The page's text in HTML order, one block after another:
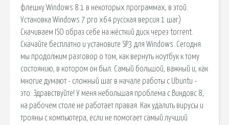
флешку Windows 8.1 в некоторых программах, в этой.
Установка Windows 7 pro x64 русская версия 1 шаг)
Скачиваем ISO образ себе на жёсткий диск через torrent.
Скачайте бесплатно и установите SP3 для Windows. Сегодня
мы продолжим разговор о том, как вернуть ноутбук к тому
состоянию, в котором он был. Самый большой, важный и, как
многие думают - сложный шаг в начале работы с Ubuntu -
это. Здравствуйте! У меня небольшая проблема с Виндовс 8,
на рабочем столе не работает правая. Как удалить вирусы и
трояны с компьютера, если не помогает самый лучший